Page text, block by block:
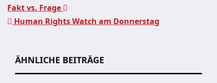
Fakt vs. Frage
Human Rights Watch am Donnerstag
ÄHNLICHE BEITRÄGE